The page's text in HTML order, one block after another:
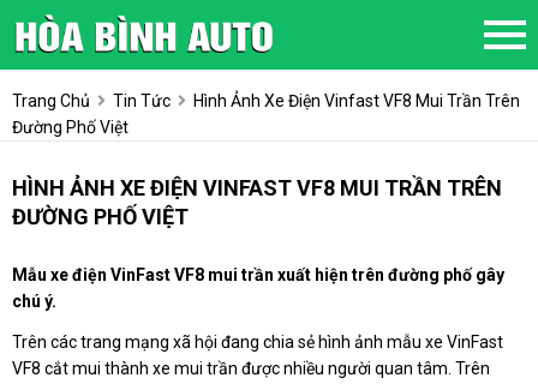
Trang Chủ Tin Tức
Hình Ảnh Xe Điện Vinfast VF8 Mui Trần Trên
Đường Phố Việt
HÌNH ẢNH XE ĐIỆN VINFAST VF8 MUI TRẦN TRÊN
ĐƯỜNG PHỐ VIỆT
Mẫu xe điện VinFast VF8 mui trần xuất hiện trên đường phố gây
chú ý.
Trên các trang mạng xã hội đang chia sẻ hình ảnh mẫu xe VinFast
VF8 cắt mui thành xe mui trần được nhiều người quan tâm. Trên